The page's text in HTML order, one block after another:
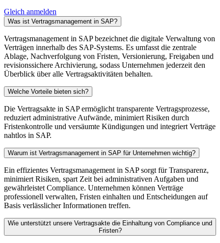
Gleich anmelden
Was ist Vertragsmanagement in SAP?
Vertragsmanagement in SAP bezeichnet die digitale Verwaltung von
Verträgen innerhalb des SAP-Systems. Es umfasst die zentrale
Ablage, Nachverfolgung von Fristen, Versionierung, Freigaben und
revisionssichere Archivierung, sodass Unternehmen jederzeit den
Überblick über alle Vertragsaktivitäten behalten.
Welche Vorteile bieten sich?
Die Vertragsakte in SAP ermöglicht transparente Vertragsprozesse,
reduziert administrative Aufwände, minimiert Risiken durch
Fristenkontrolle und versäumte Kündigungen und integriert Verträge
nahtlos in SAP.
Warum ist Vertragsmanagement in SAP für Unternehmen wichtig?
Ein effizientes Vertragsmanagement in SAP sorgt für Transparenz,
minimiert Risiken, spart Zeit bei administrativen Aufgaben und
gewährleistet Compliance. Unternehmen können Verträge
professionell verwalten, Fristen einhalten und Entscheidungen auf
Basis verlässlicher Informationen treffen.
Wie unterstützt unsere Vertragsakte die Einhaltung von Compliance und
Fristen?